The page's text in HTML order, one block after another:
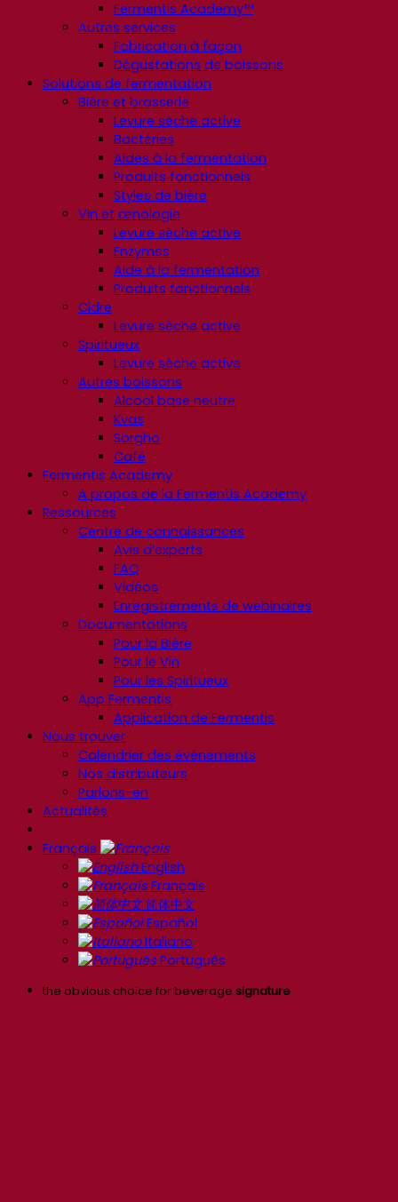
Fermentis Academy™
Autres services
Fabrication à façon
Dégustations de boissons
Solutions de fermentation
Bière et brasserie
Levure sèche active
Bactéries
Aides à la fermentation
Produits fonctionnels
Styles de bière
Vin et œnologie
Levure sèche active
Enzymes
Aide à la fermentation
Produits fonctionnels
Cidre
Levure sèche active
Spiritueux
Levure sèche active
Autres boissons
Alcool base neutre
Kvas
Sorgho
Café
Fermentis Academy
A propos de la Fermentis Academy
Ressources
Centre de connaissances
Avis d’experts
FAQ
Vidéos
Enregistrements de webinaires
Documentations
Pour la Bière
Pour le Vin
Pour les Spiritueux
App Fermentis
Application de Fermentis
Nous trouver
Calendrier des événements
Nos distributeurs
Parlons-en
Actualités
Français
English
Français
简体中文
Español
Italiano
Português
the obvious choice for beverage signature